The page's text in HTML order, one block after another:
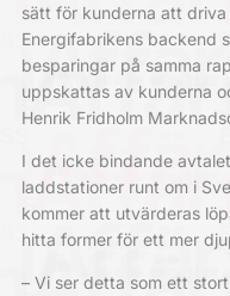
sätt för kunderna att
Energifabrikens backend
besparingar på samma
uppskattas av kunderna
Henrik Fridholm
I det icke bindande
laddstationer runt om i
kommer att utvärderas
hitta former för ett mer
– Vi ser detta som ett